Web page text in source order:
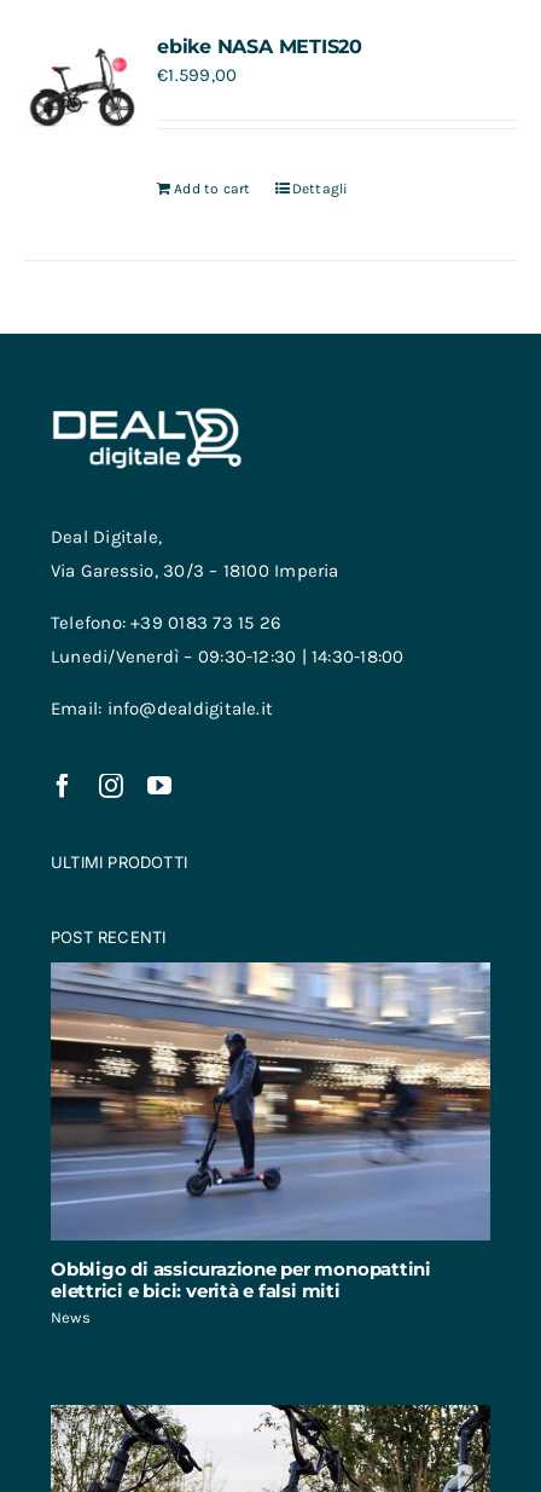
ebike NASA METIS20
€1.599,00
Add to cart Dettagli
Deal Digitale,
Via Garessio, 30/3 – 18100 Imperia
Telefono: +39 0183 73 15 26
Lunedi/Venerdì – 09:30-12:30 | 14:30-18:00
Email: info@dealdigitale.it
ULTIMI PRODOTTI
POST RECENTI
Obbligo di assicurazione per monopattini
elettrici e bici: verità e falsi miti
News